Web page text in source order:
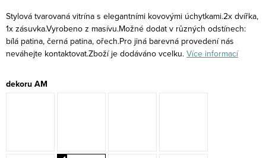
Stylová tvarovaná vitrína s elegantními kovovými úchytkami.2x dvířka,
1x zásuvka.Vyrobeno z masívu.Možné dodat v různých odstínech:
bílá patina, černá patina, ořech.Pro jiná barevná provedení nás
neváhejte kontaktovat.Zboží je dodáváno vcelku. Více informací
dekoru AM